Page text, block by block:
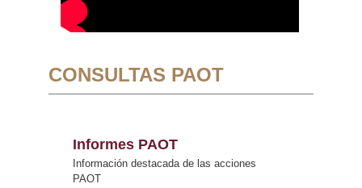
CONSULTAS PAOT
Informes PAOT
Información destacada de las acciones
PAOT